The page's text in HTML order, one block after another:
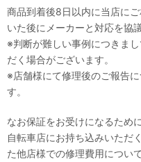
商品到着後8日以内に当店に
いた後にメーカーと対応を協
※判断が難しい事例につきま
だく場合がございます。
※店舗様にて修理後のご報告
す。
なお保証をお受けになるため
自転車店にお持ち込みいただ
た他店様での修理費用につい